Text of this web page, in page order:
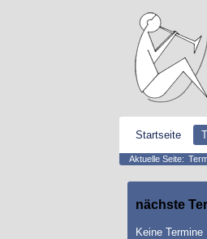
Startseite
Aktuelle Seite:
nächste
Keine Termine